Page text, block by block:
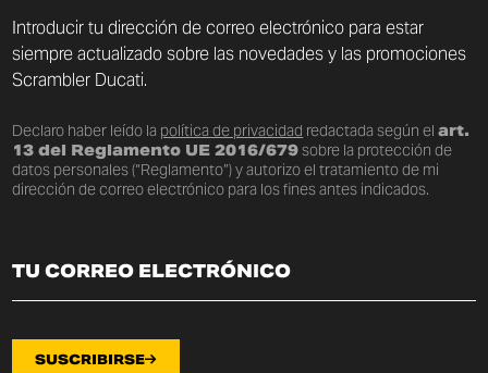
Introducir tu dirección de correo electrónico para estar
siempre actualizado sobre las novedades y las promociones
Scrambler Ducati.
Declaro haber leído la política de privacidad redactada según elart.
13 del Reglamento UE 2016/679sobre la protección de
datos personales (“Reglamento”) y autorizo el tratamiento de mi
dirección de correo electrónico para los fines antes indicados.
SUSCRIBIRSE